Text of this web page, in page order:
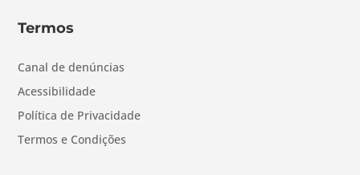
Termos
Canal de denúncias
Acessibilidade
Política de Privacidade
Termos e Condições